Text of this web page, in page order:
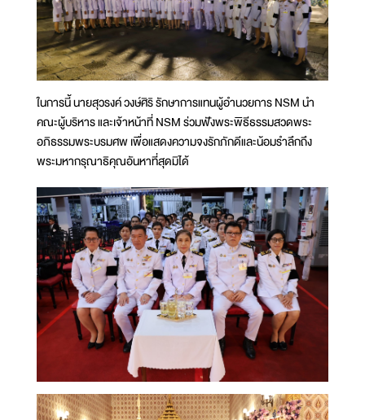
ในการนี้ นายสุวรงค์ วงษ์ศิริ รักษาการแทนผู้อำนวยการ NSM นำ
คณะผู้บริหาร และเจ้าหน้าที่ NSM ร่วมฟังพระพิธีธรรมสวดพระ
อภิธรรมพระบรมศพ เพื่อแสดงความจงรักภักดีและน้อมรำลึกถึง
พระมหากรุณาธิคุณอันหาที่สุดมิได้